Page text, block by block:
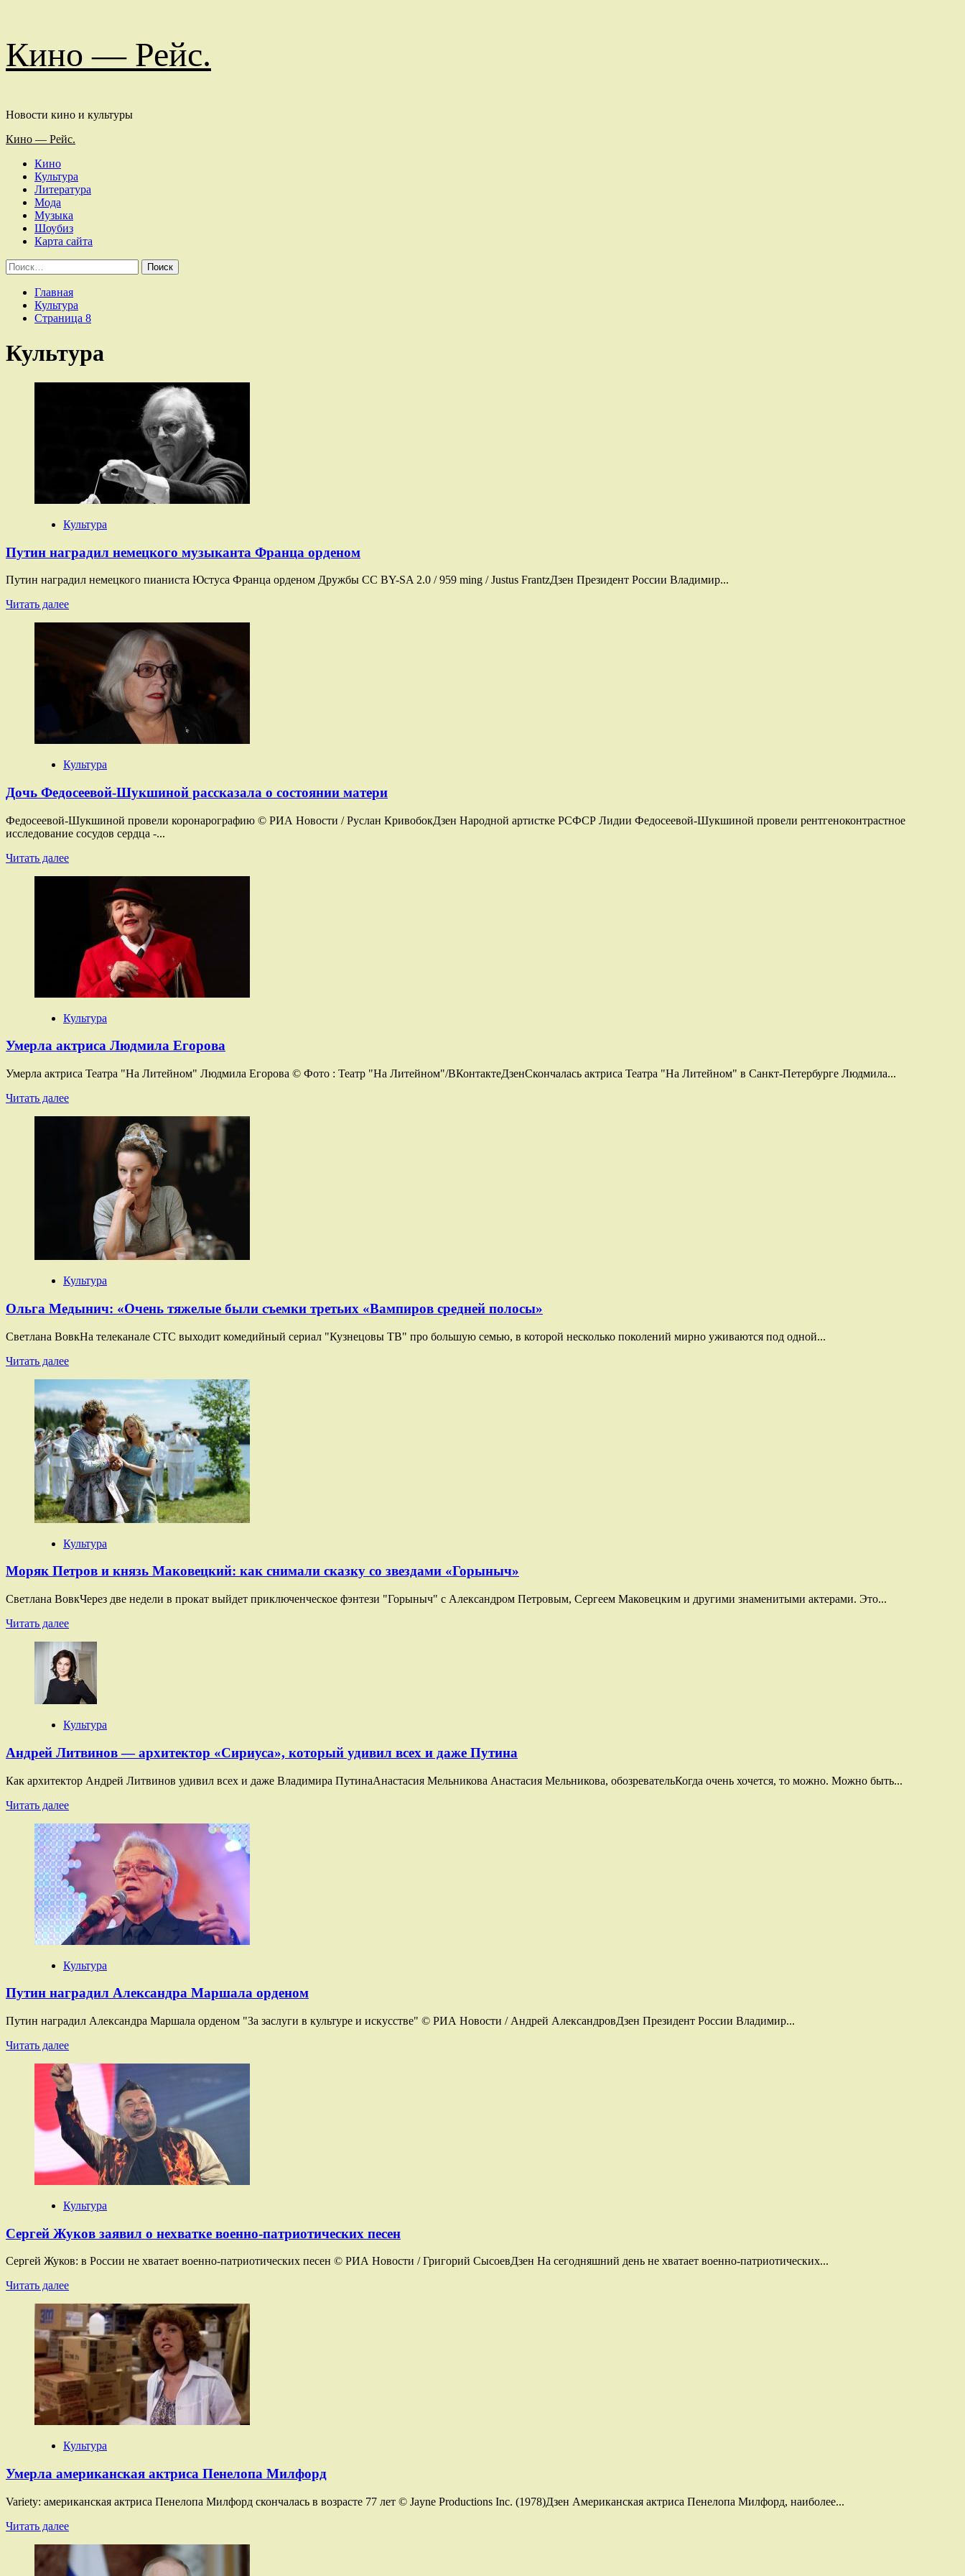
содержимому
Кино — Рейс.
Новости кино и культуры
Основное
Кино — Рейс.
Кино
Культура
Литература
Мода
Музыка
Шоубиз
Карта сайта
Найти:
Главная
Культура
Страница 8
Культура
Культура
Путин наградил немецкого музыканта Франца орденом
Путин наградил немецкого пианиста Юстуса Франца орденом Дружбы CC BY-SA 2.0 / 959 ming / Justus FrantzДзен Президент России Владимир...
Читать далееПрочитать
наградил
немецкого
музыканта
Франца
орденом
Культура
Дочь Федосеевой-Шукшиной рассказала о состоянии матери
Федосеевой-Шукшиной провели коронарографию © РИА Новости / Руслан КривобокДзен Народной артистке РСФСР Лидии Федосеевой-Шукшиной провели рентгеноконтрастное
исследование сосудов сердца -...
Читать далееПрочитать
Федосеевой-
Шукшиной
рассказала
состоянии
матери
Культура
Умерла актриса Людмила Егорова
Умерла актриса Театра "На Литейном" Людмила Егорова © Фото : Театр "На Литейном"/ВКонтактеДзенСкончалась актриса Театра "На Литейном" в Санкт-Петербурге Людмила...
Читать далееПрочитать
актриса
Культура
Ольга Медынич: «Очень тяжелые были съемки третьих «Вампиров средней полосы»
Светлана ВовкНа телеканале СТС выходит комедийный сериал "Кузнецовы ТВ" про большую семью, в которой несколько поколений мирно уживаются под одной...
Читать далееПрочитать
Ольга
Медынич:
«Очень
тяжелые
были
съемки
третьих
«Вампиров
средней
полосы»
Культура
Моряк Петров и князь Маковецкий: как снимали сказку со звездами «Горыныч»
Светлана ВовкЧерез две недели в прокат выйдет приключенческое фэнтези "Горыныч" с Александром Петровым, Сергеем Маковецким и другими знаменитыми актерами. Это...
Читать далееПрочитать
о
Моряк
Петров
и
князь
как
сказку
звездами
«Горыныч»
Культура
Андрей Литвинов — архитектор «Сириуса», который удивил всех и даже Путина
Как архитектор Андрей Литвинов удивил всех и даже Владимира ПутинаАнастасия Мельникова Анастасия Мельникова, обозревательКогда очень хочется, то можно. Можно быть...
Читать далееПрочитать
о
Андрей
Литвинов
—
архитектор
«Сириуса»,
который
удивил
всех
и
даже
Путина
Культура
Путин наградил Александра Маршала орденом
Путин наградил Александра Маршала орденом "За заслуги в культуре и искусстве" © РИА Новости / Андрей АлександровДзен Президент России Владимир...
Читать далееПрочитать
о
Путин
наградил
Александра
Маршала
орденом
Культура
Сергей Жуков заявил о нехватке военно-патриотических песен
Сергей Жуков: в России не хватает военно-патриотических песен © РИА Новости / Григорий СысоевДзен На сегодняшний день не хватает военно-патриотических...
Читать далееПрочитать
о
Сергей
Жуков
заявил
о
нехватке
военно-
патриотических
песен
Культура
Умерла американская актриса Пенелопа Милфорд
Variety: американская актриса Пенелопа Милфорд скончалась в возрасте 77 лет © Jayne Productions Inc. (1978)Дзен Американская актриса Пенелопа Милфорд, наиболее...
Читать далееПрочитать
о
Умерла